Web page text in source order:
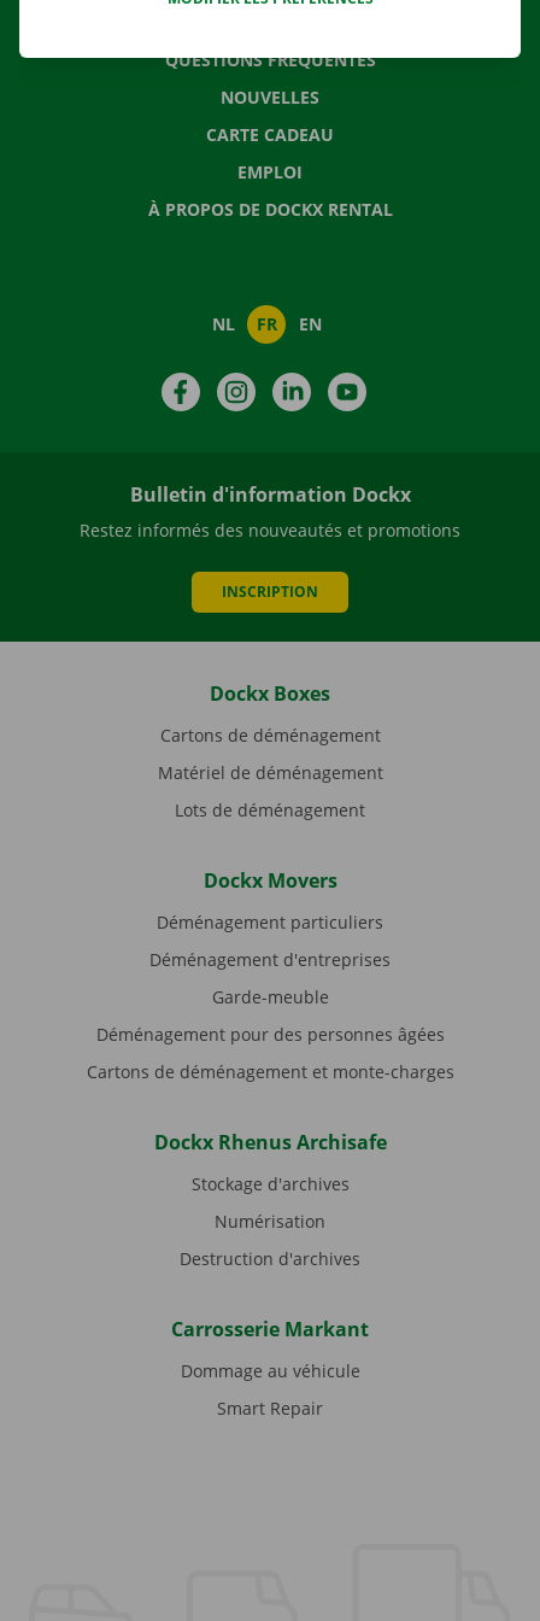
QUESTIONS FRÉQUENTES
NOUVELLES
CARTE CADEAU
EMPLOI
À PROPOS DE DOCKX RENTAL
NL FR EN
FacebookInstagramLinkedIn
Bulletin d'information Dockx
Restez informés des nouveautés et promotions
INSCRIPTION
Dockx Boxes
Cartons de déménagement
Matériel de déménagement
Lots de déménagement
Dockx Movers
Déménagement particuliers
Déménagement d'entreprises
Garde-meuble
Déménagement pour des personnes âgées
Cartons de déménagement et monte-charges
Dockx Rhenus Archisafe
Stockage d'archives
Numérisation
Destruction d'archives
Carrosserie Markant
Dommage au véhicule
Smart Repair